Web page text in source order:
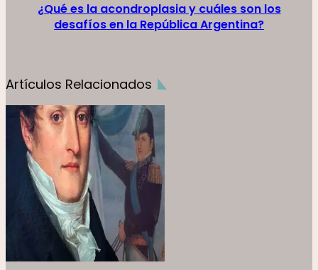
¿Qué es la acondroplasia y cuáles son los
desafíos en la República Argentina?
Artículos Relacionados